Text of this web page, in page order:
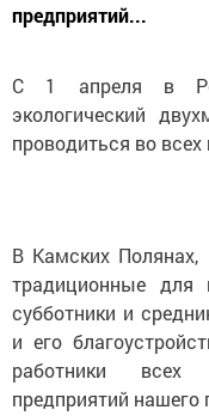
предприятий...
С 1 апреля в
экологический
проводиться во
В Камских Полянах,
традиционные для
субботники и
и его
работники всех
предприятий нашего